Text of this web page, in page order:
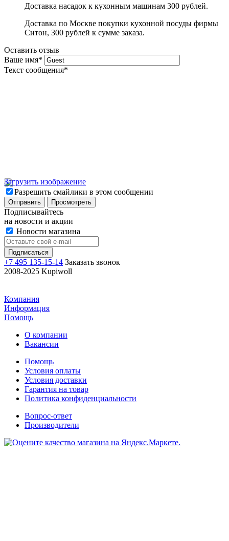
Доставка насадок к кухонным машинам 300 рублей.
Доставка по Москве покупки кухонной посуды фирмы
Ситон, 300 рублей к сумме заказа.
Оставить отзыв
Ваше имя*
Текст сообщения*
Загрузить изображение
Разрешить смайлики в этом сообщении
Подписывайтесь
на новости и акции
Новости магазина
+7 495 135-15-14 Заказать звонок
2008-2025 Kupiwoll
Компания
Информация
Помощь
О компании
Вакансии
Помощь
Условия оплаты
Условия доставки
Гарантия на товар
Политика конфиденциальности
Вопрос-ответ
Производители